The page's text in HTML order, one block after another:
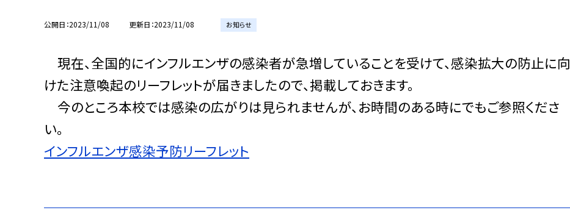
公開日 2023/11/08 更新日 2023/11/08 お知らせ
現在、全国的にインフルエンザの感染者が急増していることを受けて、感染拡大の防止に向
けた注意喚起のリーフレットが届きましたので、掲載しておきます。
今のところ本校では感染の広がりは見られませんが、お時間のある時にでもご参照くださ
い。
インフルエンザ感染予防リーフレット